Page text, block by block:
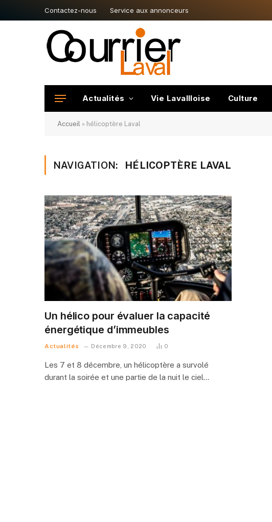
Contactez-nous Service aux annonceurs
Actualités Vie Lavallloise Culture
Accueil » hélicoptère Laval
NAVIGATION: HÉLICOPTÈRE LAVAL
Un hélico pour évaluer la capacité
énergétique d’immeubles
Actualités Décembre 9, 2020 0
Les 7 et 8 décembre, un hélicoptère a survolé
durant la soirée et une partie de la nuit le ciel…